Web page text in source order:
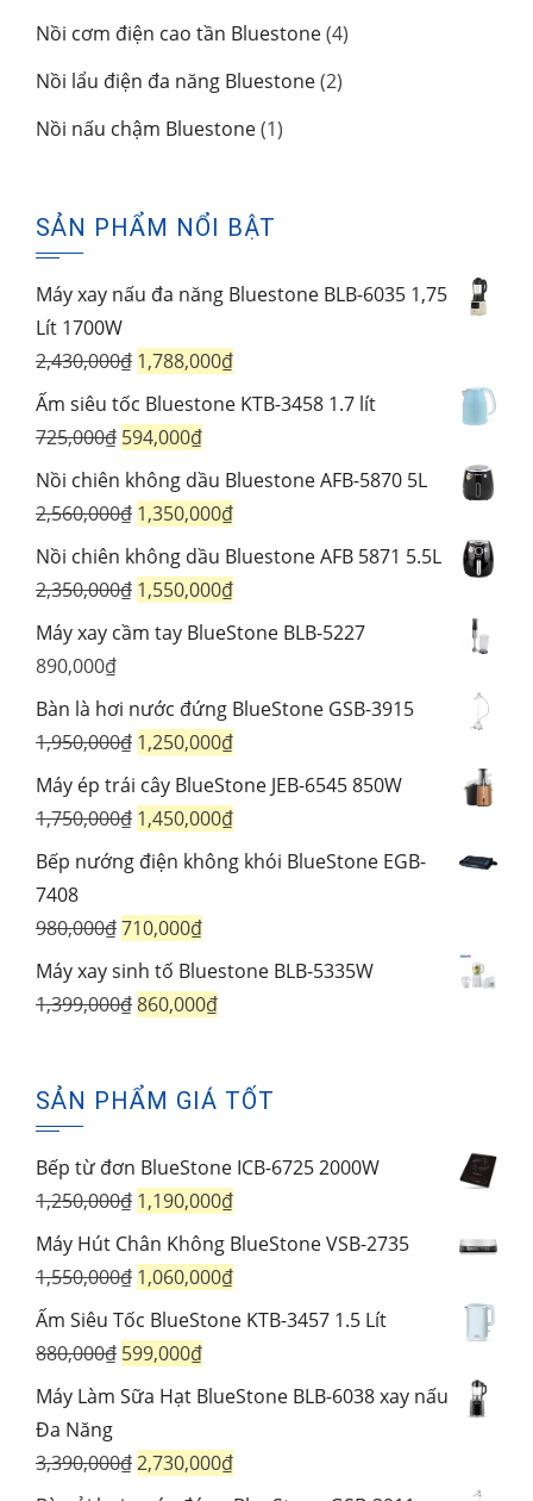
phẩm
Nồi cơm điện cao tần Bluestone 44
Nồi lẩu điện đa năng Bluestone 22
Nồi nấu chậm Bluestone 11
SẢN PHẨM NỔI BẬT
Máy xay nấu đa năng Bluestone BLB-6035 1,75
Lít 1700W
2,430,000₫ Giá
gốc
là:
2,430,000₫.
1,788,000₫Giá
hiện
1,788,000₫.
Ấm siêu tốc Bluestone KTB-3458 1.7 lít
725,000₫ Giá
gốc
là:
725,000₫.
594,000₫Giá
hiện
tại
là:
594,000₫.
Nồi chiên không dầu Bluestone AFB-5870 5L
2,560,000₫ Giá
gốc
là:
2,560,000₫.
1,350,000₫Giá
hiện
tại
là:
1,350,000₫.
Nồi chiên không dầu Bluestone AFB 5871 5.5L
2,350,000₫ Giá
gốc
1,550,000₫Giá
hiện
1,550,000₫.
Máy xay cầm tay BlueStone BLB-5227
890,000₫
Bàn là hơi nước đứng BlueStone GSB-3915
1,950,000₫ Giá
gốc
là:
1,950,000₫.
1,250,000₫Giá
tại
là:
1,250,000₫.
Máy ép trái cây BlueStone JEB-6545 850W
1,750,000₫ Giá
gốc
1,750,000₫.
1,450,000₫Giá
hiện
Bếp nướng điện không khói BlueStone EGB-
7408
980,000₫Giá
gốc
là:
980,000₫.
710,000₫Giá
hiện
tại
là:
Máy xay sinh tố Bluestone BLB-5335W
1,399,000₫Giá
1,399,000₫.
860,000₫Giá
là:
SẢN PHẨM GIÁ TỐT
Bếp từ đơn BlueStone ICB-6725 2000W
1,250,000₫ Giá
gốc
là:
1,250,000₫.
1,190,000₫Giá
hiện
tại
là:
1,190,000₫.
Máy Hút Chân Không BlueStone VSB-2735
1,550,000₫ Giá
gốc
là:
1,550,000₫.
1,060,000₫Giá
hiện
1,060,000₫.
Ấm Siêu Tốc BlueStone KTB-3457 1.5 Lít
880,000₫ Giá
gốc
880,000₫.
599,000₫Giá
hiện
là:
599,000₫.
Máy Làm Sữa Hạt BlueStone BLB-6038 xay nấu
Đa Năng
3,390,000₫ Giá
gốc
2,730,000₫Giá
hiện